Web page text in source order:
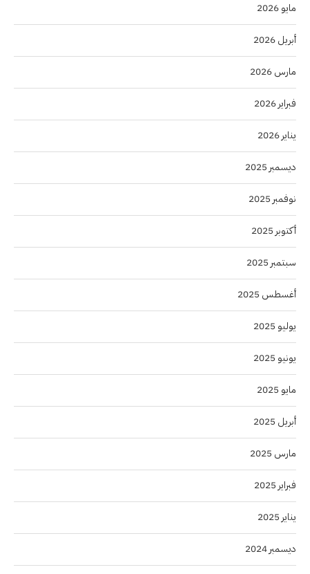
مايو 2026
أبريل 2026
مارس 2026
فبراير 2026
يناير 2026
ديسمبر 2025
نوفمبر 2025
أكتوبر 2025
سبتمبر 2025
أغسطس 2025
يوليو 2025
يونيو 2025
مايو 2025
أبريل 2025
مارس 2025
فبراير 2025
يناير 2025
ديسمبر 2024